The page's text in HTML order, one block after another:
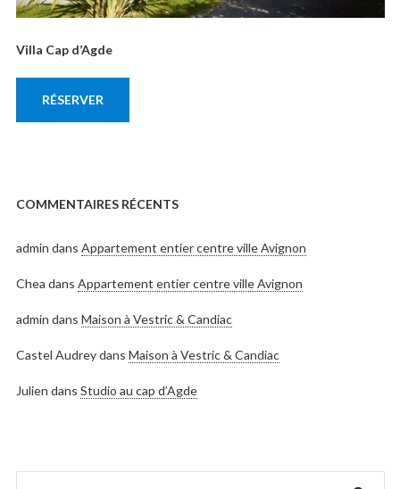
Villa Cap d’Agde
RÉSERVER
COMMENTAIRES RÉCENTS
admin dans Appartement entier centre ville Avignon
Chea dans Appartement entier centre ville Avignon
admin dans Maison à Vestric & Candiac
Castel Audreydans Maison à Vestric & Candiac
Julien dans Studio au cap d’Agde